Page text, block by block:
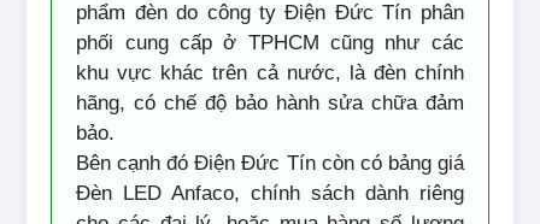
phẩm đèn do công ty Điện Đức Tín phân
phối cung cấp ở TPHCM cũng như các
khu vực khác trên cả nước, là đèn chính
hãng, có chế độ bảo hành sửa chữa đảm
bảo.
Bên cạnh đó Điện Đức Tín còn có bảng giá
Đèn LED Anfaco, chính sách dành riêng